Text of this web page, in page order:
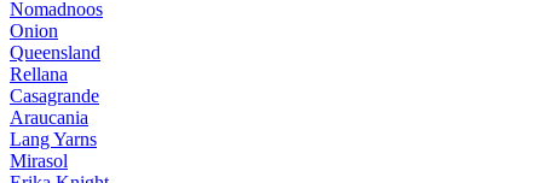
Nomadnoos
Onion
Queensland
Rellana
Casagrande
Araucania
Lang Yarns
Mirasol